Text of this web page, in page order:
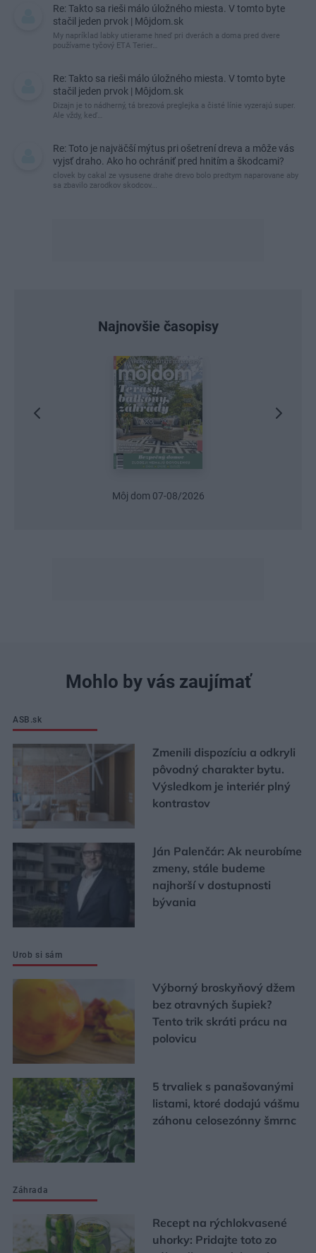
Re: Takto sa rieši málo úložného miesta. V tomto byte
stačil jeden prvok | Môjdom.sk
My napríklad labky utierame hneď pri dverách a doma pred dvere
používame tyčový ETA Terier…
Re: Takto sa rieši málo úložného miesta. V tomto byte
stačil jeden prvok | Môjdom.sk
Dizajn je to nádherný, tá brezová preglejka a čisté línie vyzerajú super.
Ale vždy, keď…
Re: Toto je najväčší mýtus pri ošetrení dreva a môže vás
vyjsť draho. Ako ho ochrániť pred hnitím a škodcami?
clovek by cakal ze vysusene drahe drevo bolo predtym naparovane aby
sa zbavilo zarodkov skodcov...
Najnovšie časopisy
Urob si sám 6/2026
Mohlo by vás zaujímať
ASB.sk
Zmenili dispozíciu a odkryli
pôvodný charakter bytu.
Výsledkom je interiér plný
kontrastov
Ján Palenčár: Ak neurobíme
zmeny, stále budeme
najhorší v dostupnosti
bývania
Urob si sám
Výborný broskyňový džem
bez otravných šupiek?
Tento trik skráti prácu na
polovicu
5 trvaliek s panašovanými
listami, ktoré dodajú vášmu
záhonu celosezónny šmrnc
Záhrada
Recept na rýchlokvasené
uhorky: Pridajte toto zo